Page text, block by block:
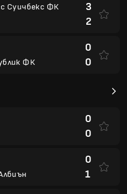
Суичбекс ФК
3
2
ФК
0
0
0
0
0
1